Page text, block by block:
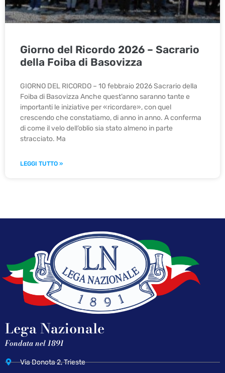
Giorno del Ricordo 2026 – Sacrario
della Foiba di Basovizza
GIORNO DEL RICORDO – 10 febbraio 2026 Sacrario della
Foiba di Basovizza Anche quest’anno saranno tante e
importanti le iniziative per «ricordare», con quel
crescendo che constatiamo, di anno in anno. A conferma
di come il velo dell’oblio sia stato almeno in parte
stracciato. Ma
LEGGI TUTTO »
Lega Nazionale
Fondata nel 1891
Via Donota 2, Trieste